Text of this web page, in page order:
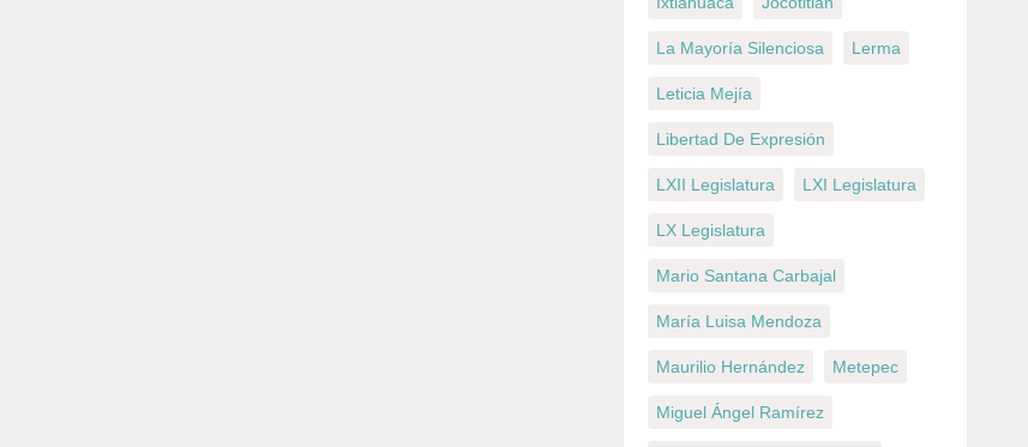
La Mayoría Silenciosa Lerma
Leticia Mejía
Libertad De Expresión
LXII Legislatura LXI Legislatura
LX Legislatura
Mario Santana Carbajal
María Luisa Mendoza
Maurilio Hernández Metepec
Miguel Ángel Ramírez